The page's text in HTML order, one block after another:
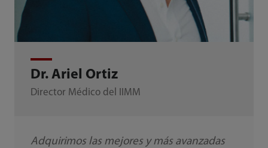
Dr. Ariel Ortiz
Director Médico del IIMM
Adquirimos las mejores y más avanzadas